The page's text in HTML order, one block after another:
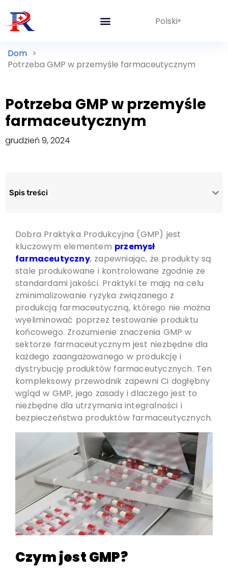
Polski
Dom >
Potrzeba GMP w przemyśle farmaceutycznym
Potrzeba GMP w przemyśle
farmaceutycznym
grudzień 9, 2024
Spis treści
Dobra Praktyka Produkcyjna (GMP) jest
kluczowym elementem przemysł
farmaceutyczny, zapewniając, że produkty są
stale produkowane i kontrolowane zgodnie ze
standardami jakości. Praktyki te mają na celu
zminimalizowanie ryzyka związanego z
produkcją farmaceutyczną, którego nie można
wyeliminować poprzez testowanie produktu
końcowego. Zrozumienie znaczenia GMP w
sektorze farmaceutycznym jest niezbędne dla
każdego zaangażowanego w produkcję i
dystrybucję produktów farmaceutycznych. Ten
kompleksowy przewodnik zapewni Ci dogłębny
wgląd w GMP, jego zasady i dlaczego jest to
niezbędne dla utrzymania integralności i
bezpieczeństwa produktów farmaceutycznych.
Czym jest GMP?